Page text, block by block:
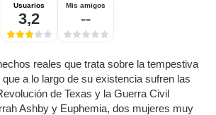
Usuarios
3,2
Mis amigos
--
reales que trata sobre la tempestiva
a lo largo de su existencia sufren las
de Texas y la Guerra Civil
Ashby y Euphemia, dos mujeres muy